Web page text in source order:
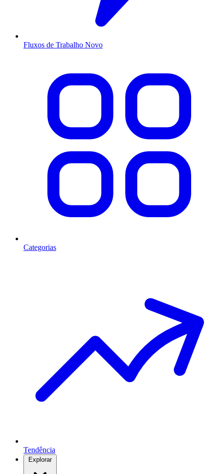
Fluxos de Trabalho Novo
Categorias
Tendência
Explorar